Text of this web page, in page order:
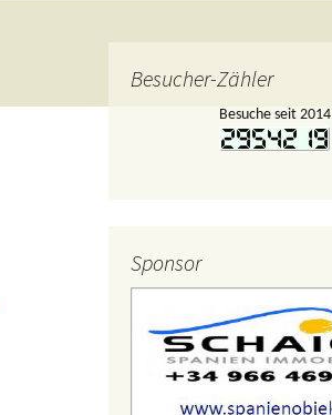
Galerien – 2018
Galerien – 2014
Galerien – 2013
Galerien – 2012
Besucher-Zähler
Besuche seit 2014
Sponsor